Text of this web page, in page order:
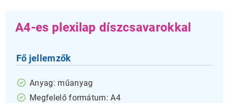
A4-es plexilap díszcsavarokkal
Fő jellemzők
Anyag: műanyag
Megfelelő formátum: A4